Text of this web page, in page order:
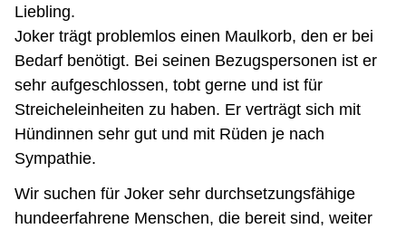
Liebling.
Joker trägt problemlos einen Maulkorb, den er bei
Bedarf benötigt. Bei seinen Bezugspersonen ist er
sehr aufgeschlossen, tobt gerne und ist für
Streicheleinheiten zu haben. Er verträgt sich mit
Hündinnen sehr gut und mit Rüden je nach
Sympathie.
Wir suchen für Joker sehr durchsetzungsfähige
hundeerfahrene Menschen, die bereit sind, weiter